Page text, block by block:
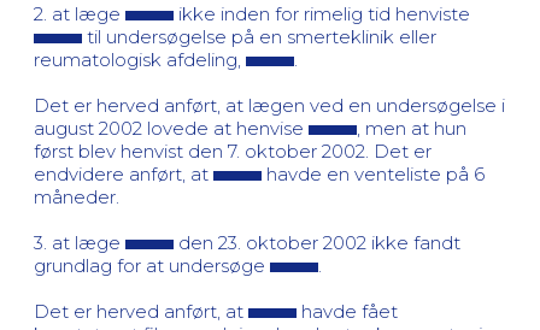
2. at læge
ikke inden for rimelig tid henviste
til undersøgelse på en smerteklinik eller
reumatologisk afdeling,
Det er herved anført, at lægen ved en undersøgelse i
august 2002 lovede at henvise
, men at hun
først blev henvist den 7. oktober 2002. Det er
endvidere anført, at
havde en venteliste på 6
måneder.
3. at læge
den 23. oktober 2002 ikke fandt
grundlag for at undersøge
Det er herved anført, at
havde fået